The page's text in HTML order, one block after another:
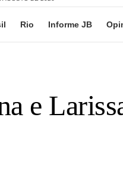
Rio Informe JB
e